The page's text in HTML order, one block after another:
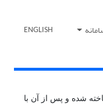
ENGLISH
پژوهشی شناخته شده و پس از آن با